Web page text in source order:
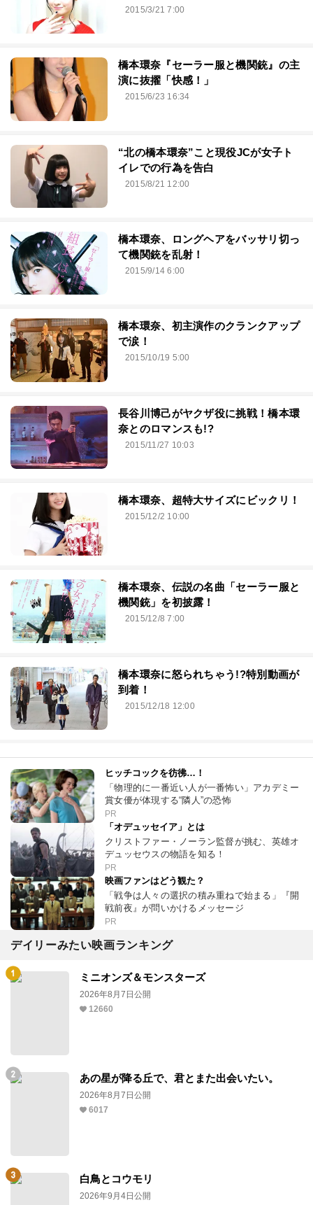
2015/3/21 7:00
橋本環奈『セーラー服と機関銃』の主
演に抜擢「快感！」
2015/6/23 16:34
“北の橋本環奈”こと現役JCが女子ト
イレでの行為を告白
2015/8/21 12:00
橋本環奈、ロングヘアをバッサリ切っ
て機関銃を乱射！
2015/9/14 6:00
橋本環奈、初主演作のクランクアップ
で涙！
2015/10/19 5:00
長谷川博己がヤクザ役に挑戦！橋本環
奈とのロマンスも!?
2015/11/27 10:03
橋本環奈、超特大サイズにビックリ！
2015/12/2 10:00
橋本環奈、伝説の名曲「セーラー服と
機関銃」を初披露！
2015/12/8 7:00
橋本環奈に怒られちゃう!?特別動画が
到着！
2015/12/18 12:00
ヒッチコックを彷彿…！
「物理的に一番近い人が一番怖い」アカデミー
賞女優が体現する“隣人”の恐怖
PR
「オデュッセイア」とは
クリストファー・ノーラン監督が挑む、英雄オ
デュッセウスの物語を知る！
PR
映画ファンはどう観た？
「戦争は人々の選択の積み重ねで始まる」『開
戦前夜』が問いかけるメッセージ
PR
デイリーみたい映画ランキング
ミニオンズ＆モンスターズ
2026年8月7日公開
12660
あの星が降る丘で、君とまた出会いたい。
2026年8月7日公開
6017
白鳥とコウモリ
2026年9月4日公開